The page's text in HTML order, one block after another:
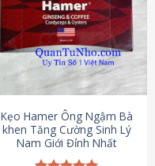
thể.
Các
tùy
chọn
có
thể
được
chọn
trên
trang
Kẹo Hamer Ông Ngậm Bà
khen Tăng Cường Sinh Lý
Nam Giới Đỉnh Nhất